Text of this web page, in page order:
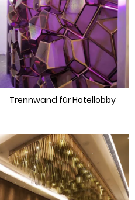
Trennwand für Hotellobby